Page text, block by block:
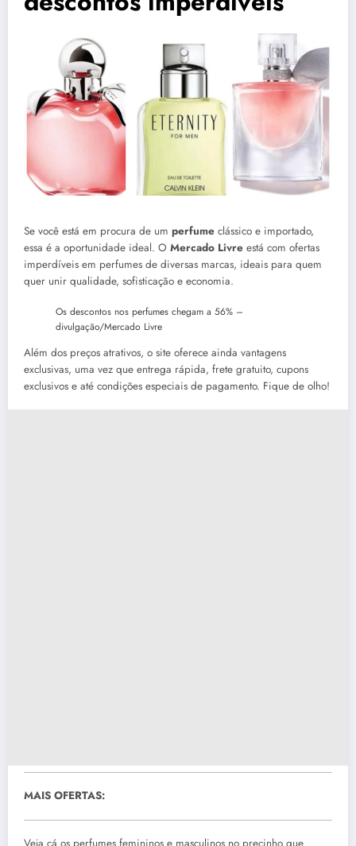
Se você está em procura de um perfume clássico e importado,
essa é a oportunidade ideal. O Mercado Livre está com ofertas
imperdíveis em perfumes de diversas marcas, ideais para quem
quer unir qualidade, sofisticação e economia.
Os descontos nos perfumes chegam a 56% –
divulgação/Mercado Livre
Além dos preços atrativos, o site oferece ainda vantagens
exclusivas, uma vez que entrega rápida, frete gratuito, cupons
exclusivos e até condições especiais de pagamento. Fique de olho!
MAIS OFERTAS:
Veja cá os perfumes femininos e masculinos no precinho que